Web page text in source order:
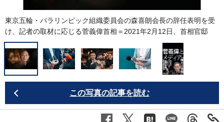
東京五輪・パラリンピック組織委員会の森喜朗会長の辞任表明を受
け、記者の取材に応じる菅義偉首相＝2021年2月12日、首相官邸
この写真の記事を読む